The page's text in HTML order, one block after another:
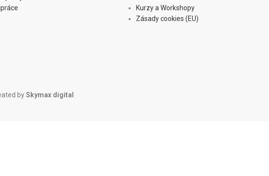
Kurzy a Workshopy
Zásady cookies (EU)
bySkymax digital